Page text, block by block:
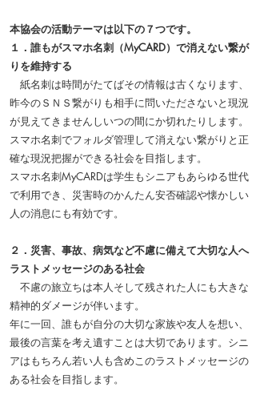
本協会の活動テーマは以下の７つです。
１．誰もがスマホ名刺（MyCARD）で消えない繋が
りを維持する
紙名刺は時間がたてばその情報は古くなります、
昨今のＳＮＳ繋がりも相手に問いたださないと現況
が見えてきませんしいつの間にか切れたりします。
スマホ名刺でフォルダ管理して消えない繋がりと正
確な現況把握ができる社会を目指します。
スマホ名刺MyCARDは学生もシニアもあらゆる世代
で利用でき、災害時のかんたん安否確認や懐かしい
人の消息にも有効です。
２．災害、事故、病気など不慮に備えて大切な人へ
ラストメッセージのある社会
不慮の旅立ちは本人そして残された人にも大きな
精神的ダメージが伴います。
年に一回、誰もが自分の大切な家族や友人を想い、
最後の言葉を考え遺すことは大切であります。シニ
アはもちろん若い人も含めこのラストメッセージの
ある社会を目指します。